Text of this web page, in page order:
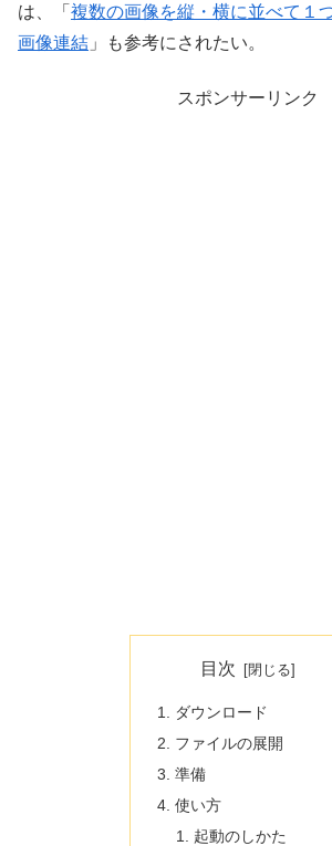
は、「 複数の画像を縦・横に並べて１
画像連結 」も参考にされたい。
スポンサーリンク
目次
ダウンロード
ファイルの展開
準備
使い方
起動のしかた